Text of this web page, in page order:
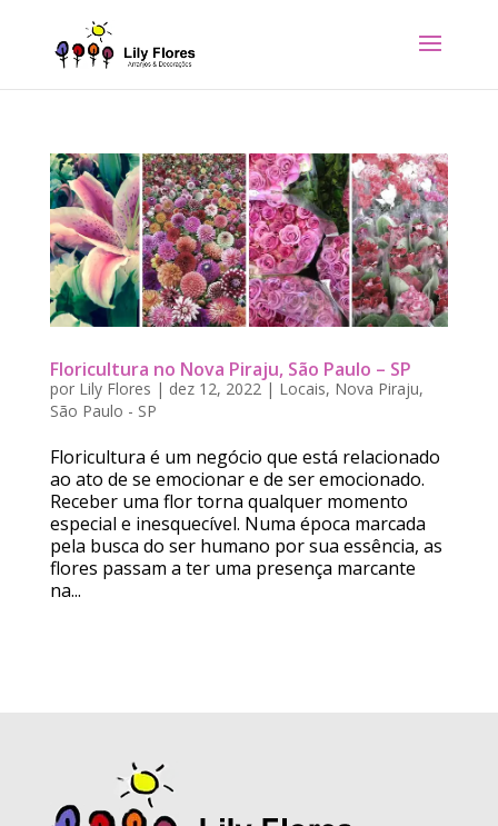
Floricultura no Nova Piraju, São Paulo – SP
por Lily Flores | dez 12, 2022| Locais, Nova Piraju,
São Paulo - SP
Floricultura é um negócio que está relacionado
ao ato de se emocionar e de ser emocionado.
Receber uma flor torna qualquer momento
especial e inesquecível. Numa época marcada
pela busca do ser humano por sua essência, as
flores passam a ter uma presença marcante
na...